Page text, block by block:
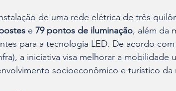
de uma rede elétrica de três
e 79 pontos de iluminação, além da
para a tecnologia LED. De acordo com
a iniciativa visa melhorar a mobilidade
socioeconômico e turístico da